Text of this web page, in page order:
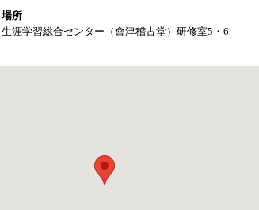
場所
生涯学習総合センター（會津稽古堂）研修室5・6